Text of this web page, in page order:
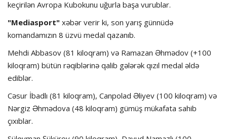
keçirilən Avropa Kubokunu uğurla başa vurublar.
"Mediasport" xəbər verir ki, son yarış günnüdə
komandamızın 8 üzvü medal qazanıb.
Mehdi Abbasov (81 kiloqram) və Ramazan Əhmədov (+100
kiloqram) bütün rəqiblərinə qalib gələrək qızıl medal əldə
ediblər.
Cəsur İbadlı (81 kiloqram), Canpolad Əliyev (100 kiloqram) və
Nərgiz Əhmədova (48 kiloqram) gümüş mükafata sahib
çıxıblar.